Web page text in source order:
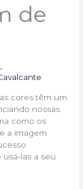
de
cores têm um
nossas
como os
a imagem
las a seu